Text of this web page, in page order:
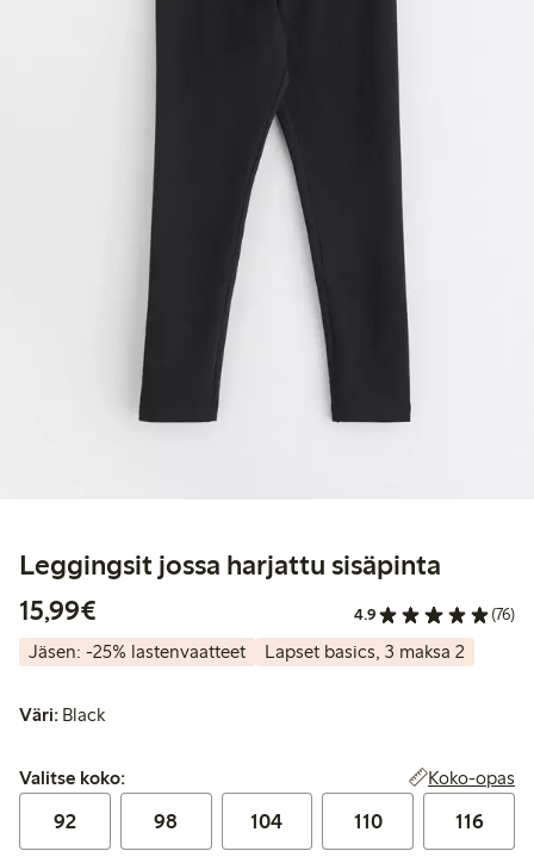
Leggingsit jossa harjattu sisäpinta
15,99€
4.9 (76)
Jäsen: -25% lastenvaatteet Lapset basics, 3 maksa 2
Väri: Black
Valitse koko:
Valitse koko: Koko-opas
92 98 104 110 116